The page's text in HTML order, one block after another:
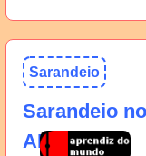
Sarandeio
Sarandeio
AM, 17/10